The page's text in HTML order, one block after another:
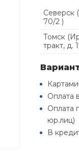
Северск
70/2 )
Томск
тракт, д.
Оплата
Оплата
юр.лиц)
В